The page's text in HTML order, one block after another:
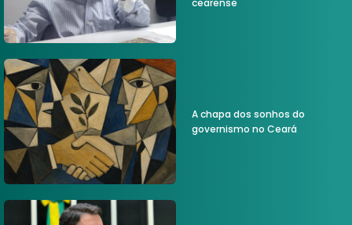
cearense
A chapa dos sonhos do
governismo no Ceará